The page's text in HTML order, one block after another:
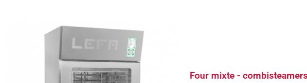
Four mixte -